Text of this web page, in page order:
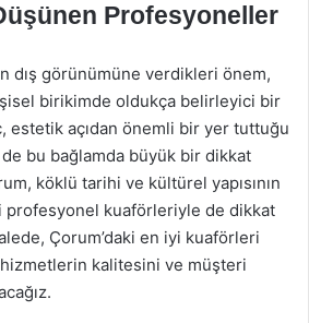
Profesyoneller
dış görünümüne verdikleri önem,
birikimde oldukça belirleyici bir
estetik açıdan önemli bir yer tuttuğu
bu bağlamda büyük bir dikkat
köklü tarihi ve kültürel yapısının
profesyonel kuaförleriyle de dikkat
Çorum’daki en iyi kuaförleri
hizmetlerin kalitesini ve müşteri